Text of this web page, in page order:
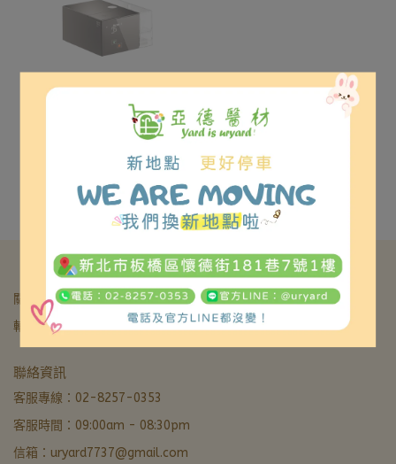
此商品為二級醫療器材，依
規定無法網路直接販售! 歡
迎洽詢02-8257-0353或加
入亞德官方LINE ID:
@uryard，謝謝。
法國 SeFam S.Box 紓芳全
自動陽壓呼吸器(AUTO) 價
已售完
關於我們 我的帳戶 退款&退貨政策 服務條款&隱私政策
輔具補助核銷
聯絡資訊
客服專線：02-8257-0353
客服時間：09:00am - 08:30pm
信箱：uryard7737@gmail.com最快回覆